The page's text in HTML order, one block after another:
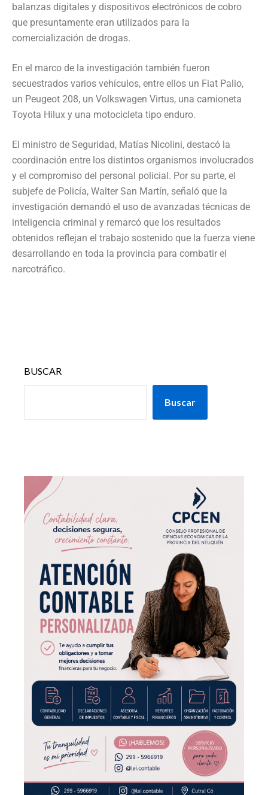
balanzas digitales y dispositivos electrónicos de cobro
que presuntamente eran utilizados para la
comercialización de drogas.
En el marco de la investigación también fueron
secuestrados varios vehículos, entre ellos un Fiat Palio,
un Peugeot 208, un Volkswagen Virtus, una camioneta
Toyota Hilux y una motocicleta tipo enduro.
El ministro de Seguridad, Matías Nicolini, destacó la
coordinación entre los distintos organismos involucrados
y el compromiso del personal policial. Por su parte, el
subjefe de Policía, Walter San Martín, señaló que la
investigación demandó el uso de avanzadas técnicas de
inteligencia criminal y remarcó que los resultados
obtenidos reflejan el trabajo sostenido que la fuerza viene
desarrollando en toda la provincia para combatir el
narcotráfico.
BUSCAR
Buscar